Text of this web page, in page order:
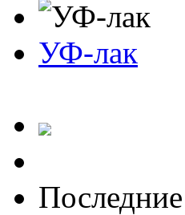
УФ-лак